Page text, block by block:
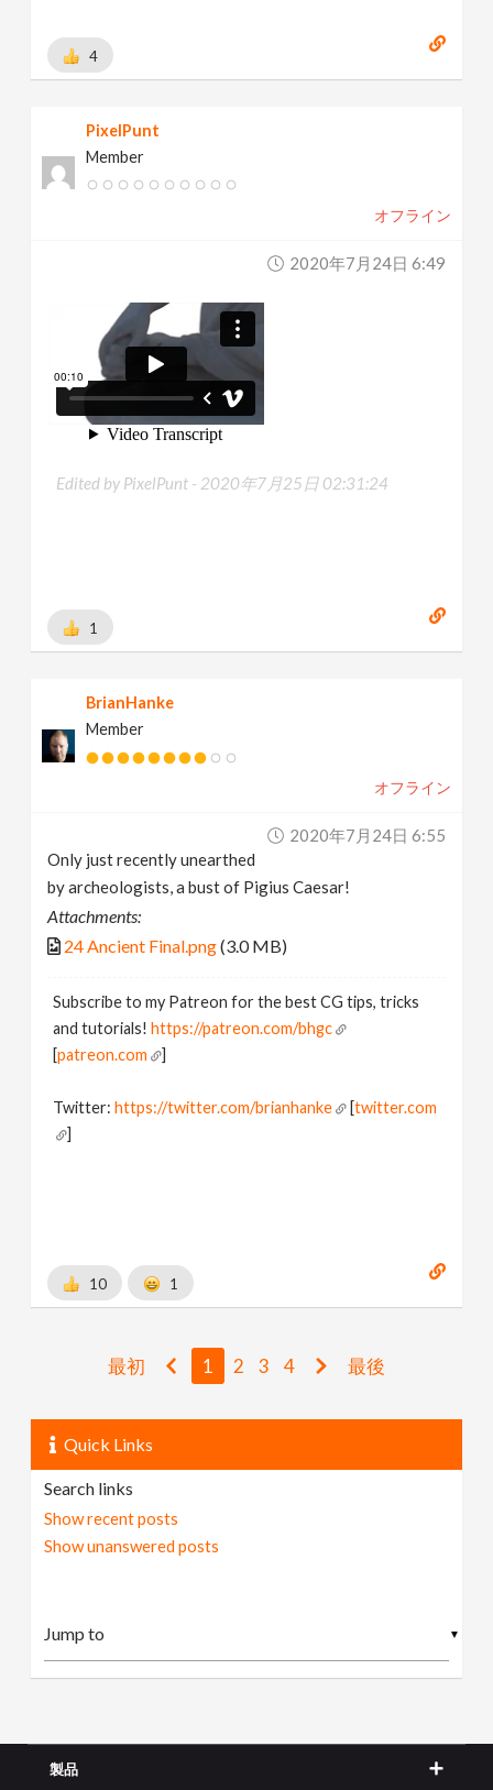
4
PixelPunt
Member
オフライン
2020年7月24日 6:49
Edited by PixelPunt - 2020年7月25日 02:31:24
1
BrianHanke
Member
オフライン
2020年7月24日 6:55
Only just recently unearthed
by archeologists, a bust of Pigius Caesar!
Attachments:
24 Ancient Final.png(3.0 MB)
Subscribe to my Patreon for the best CG tips, tricks
and tutorials!https://patreon.com/bhgc
[patreon.com ]
Twitter:https://twitter.com/brianhanke [twitter.com
]
10 1
最初 1 2 3 4 最後
Quick Links
Search links
Show recent posts
Show unanswered posts
▼
製品